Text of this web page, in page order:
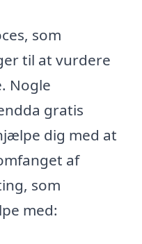
som
til at vurdere
Nogle
gratis
dig med at
af
som
med: